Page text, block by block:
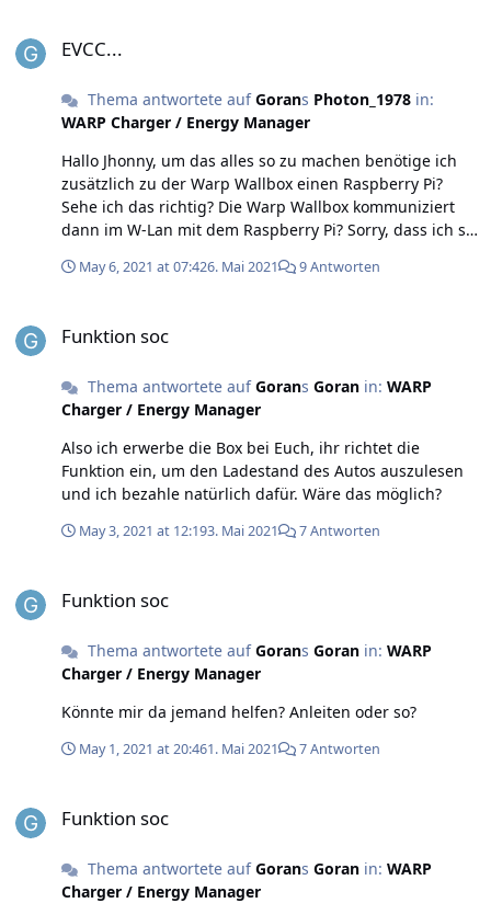
EVCC...
Thema antwortete aufGorans Photon_1978in:
WARP Charger / Energy Manager
Hallo Jhonny, um das alles so zu machen benötige ich
zusätzlich zu der Warp Wallbox einen Raspberry Pi?
Sehe ich das richtig? Die Warp Wallbox kommuniziert
dann im W-Lan mit dem Raspberry Pi? Sorry, dass ich so
dich nicht persönlich anschreiben oder hälst du das für
May 6, 2021 at 07:426. Mai 2021 9 Antworten
Funktion soc
Thema antwortete aufGorans Goranin: WARP
Charger / Energy Manager
Also ich erwerbe die Box bei Euch, ihr richtet die
Funktion ein, um den Ladestand des Autos auszulesen
und ich bezahle natürlich dafür. Wäre das möglich?
May 3, 2021 at 12:193. Mai 2021 7 Antworten
Funktion soc
Thema antwortete aufGorans Goranin: WARP
Charger / Energy Manager
Könnte mir da jemand helfen? Anleiten oder so?
May 1, 2021 at 20:461. Mai 2021 7 Antworten
Funktion soc
Thema antwortete aufGorans Goranin: WARP
Charger / Energy Manager